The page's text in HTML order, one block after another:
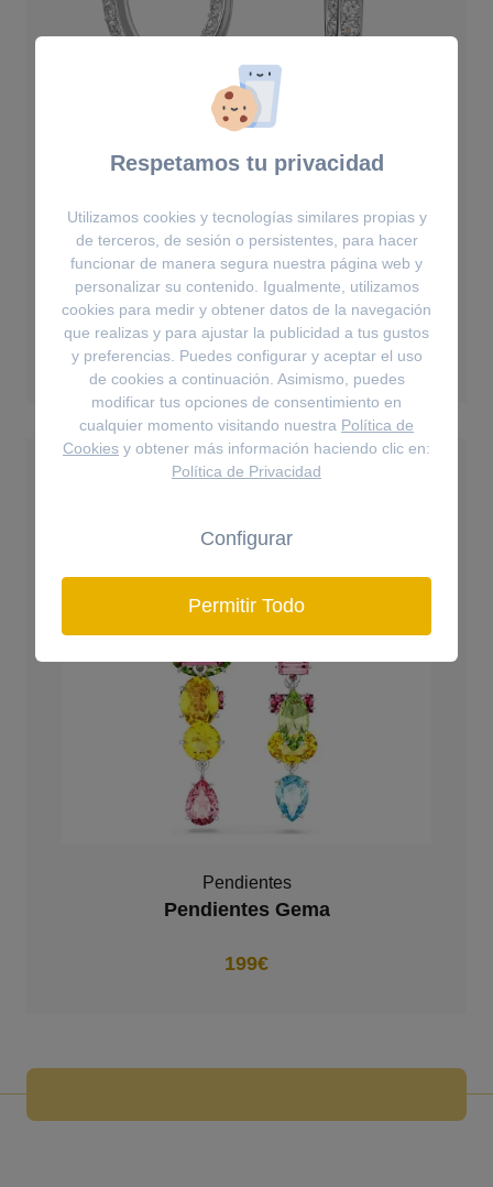
Pendientes
Pendientes Constella - Talla redonda,
Blancos, Baño de rodio
119€
Pendientes
Pendientes Gema
199€
Respetamos tu privacidad
Utilizamos cookies y tecnologías similares propias y
de terceros, de sesión o persistentes, para hacer
funcionar de manera segura nuestra página web y
personalizar su contenido. Igualmente, utilizamos
cookies para medir y obtener datos de la navegación
que realizas y para ajustar la publicidad a tus gustos
y preferencias. Puedes configurar y aceptar el uso
de cookies a continuación. Asimismo, puedes
modificar tus opciones de consentimiento en
cualquier momento visitando nuestra Política de
Cookies y obtener más información haciendo clic en:
Política de Privacidad
Configurar
Permitir Todo